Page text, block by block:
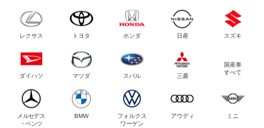
レクサス トヨタ ホンダ 日産 スズキ
ダイハツ マツダ スバル 三菱
国産車
すべて
メルセデス
・ベンツ
BMW
フォルクス
ワーゲン
アウディ ミニ